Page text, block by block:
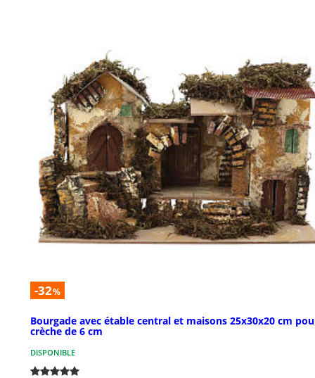
-32%
Bourgade avec étable central et maisons 25x30x20 cm
crèche de 6 cm
DISPONIBLE